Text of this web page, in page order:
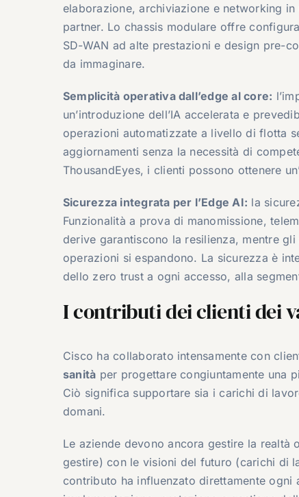
elaborazione, archiviazione e networking
partner. Lo chassis modulare offre
SD-WAN ad alte prestazioni e design pre-
da immaginare.
Semplicità operativa dall’edge al core:
un’introduzione dell’IA accelerata e
operazioni automatizzate a livello di flotta
aggiornamenti senza la necessità di
ThousandEyes, i clienti possono ottenere
Sicurezza integrata per l’Edge AI: la
Funzionalità a prova di manomissione,
derive garantiscono la resilienza, mentre
operazioni si espandono. La sicurezza è
dello zero trust a ogni accesso, alla
I contributi dei clienti dei
Cisco ha collaborato intensamente con
sanità per progettare congiuntamente una
Ciò significa supportare sia i carichi di
domani.
Le aziende devono ancora gestire la
gestire) con le visioni del futuro (carichi di
contributo ha influenzato direttamente ogni